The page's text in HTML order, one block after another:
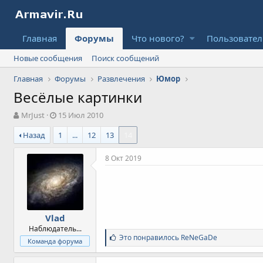
Главная Форумы Что нового?
Новые сообщения
Поиск сообщений
Главная
Форумы Развлечения Юмор
Весёлые картинки
А
в
т
о
MrJust
Д
а
т
а
н
а
ч
а
л
а
15 Июл 2010
Назад
1 ... 12 13
Vlad
Наблюдатель...
Команда форума
8 Окт 2019
С
и
м
Это понравилось ReNeGaDe